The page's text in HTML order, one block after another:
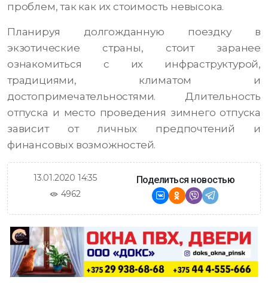
проблем, так как их стоимость невысока.
Планируя долгожданную поездку в
экзотические страны, стоит заранее
ознакомиться с их инфраструктурой,
традициями, климатом и
достопримечательностями. Длительность
отпуска и место проведения зимнего отпуска
зависит от личных предпочтений и
финансовых возможностей.
13.01.2020 14:35
4962
Поделиться новостью